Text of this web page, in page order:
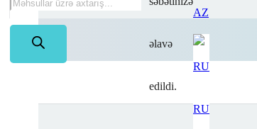
əlavə
edildi.
AZ
RU